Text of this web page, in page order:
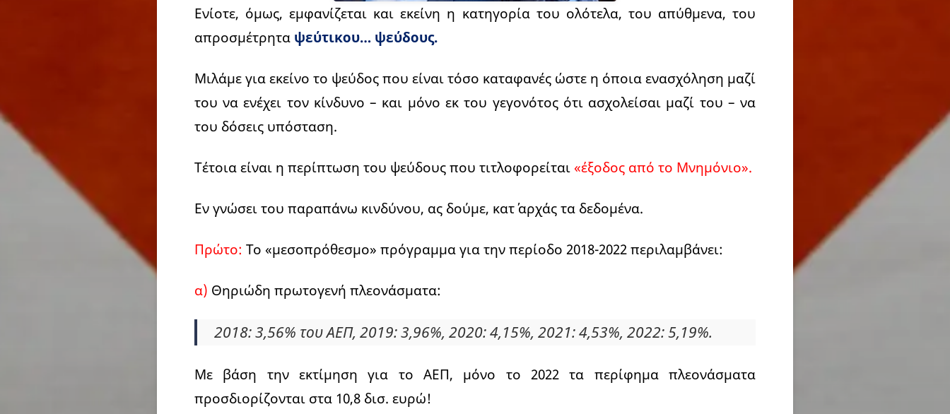
Ενίοτε, όμως, εμφανίζεται και εκείνη η κατηγορία του ολότελα, του απύθμενα, του
απροσμέτρητα ψεύτικου… ψεύδους.
Μιλάμε για εκείνο το ψεύδος που είναι τόσο καταφανές ώστε η όποια ενασχόληση μαζί
του να ενέχει τον κίνδυνο – και μόνο εκ του γεγονότος ότι ασχολείσαι μαζί του – να
του δόσεις υπόσταση.
Τέτοια είναι η περίπτωση του ψεύδους που τιτλοφορείται «έξοδος από το Μνημόνιο».
Εν γνώσει του παραπάνω κινδύνου, ας δούμε, κατ΄ αρχάς τα δεδομένα.
Πρώτο: Το «μεσοπρόθεσμο» πρόγραμμα για την περίοδο 2018-2022 περιλαμβάνει:
α) Θηριώδη πρωτογενή πλεονάσματα:
2018: 3,56% του ΑΕΠ, 2019: 3,96%, 2020: 4,15%, 2021: 4,53%, 2022: 5,19%.
Με βάση την εκτίμηση για το ΑΕΠ, μόνο το 2022 τα περίφημα πλεονάσματα
προσδιορίζονται στα 10,8 δισ. ευρώ!